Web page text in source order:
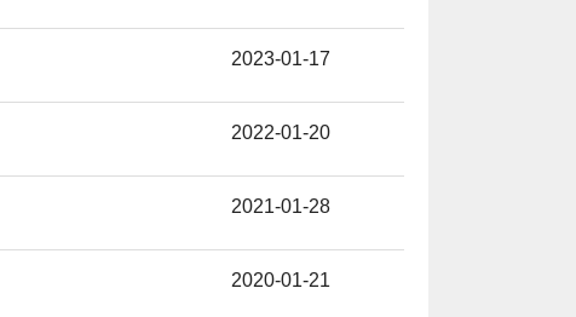
2023-01-17
2022-01-20
2021-01-28
2020-01-21